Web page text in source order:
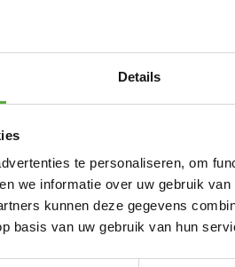
Details
te personaliseren, om
we informatie over uw gebruik
kunnen deze gegevens
basis van uw gebruik van hun
PRODUCTEN